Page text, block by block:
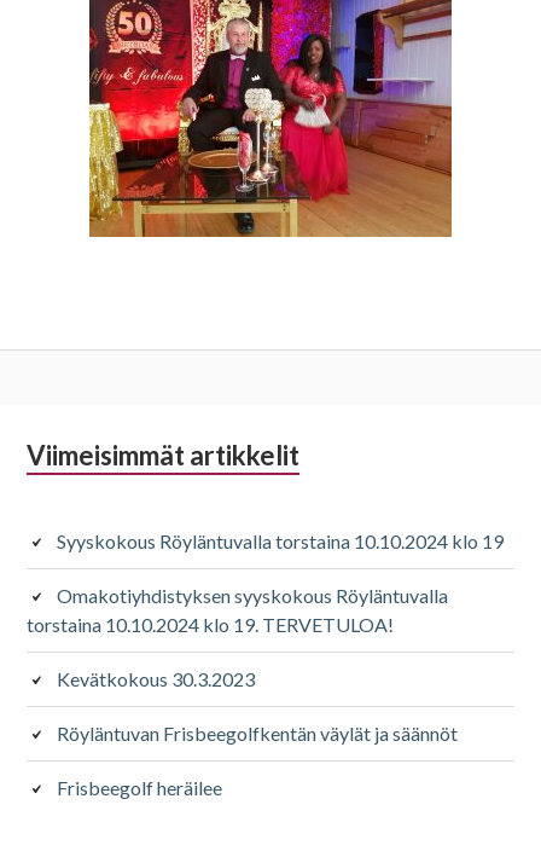
Alapalkin
Viimeisimmät artikkelit
Syyskokous Röyläntuvalla torstaina 10.10.2024 klo 19
Omakotiyhdistyksen syyskokous Röyläntuvalla
torstaina 10.10.2024 klo 19. TERVETULOA!
Kevätkokous 30.3.2023
Röyläntuvan Frisbeegolfkentän väylät ja säännöt
Frisbeegolf heräilee